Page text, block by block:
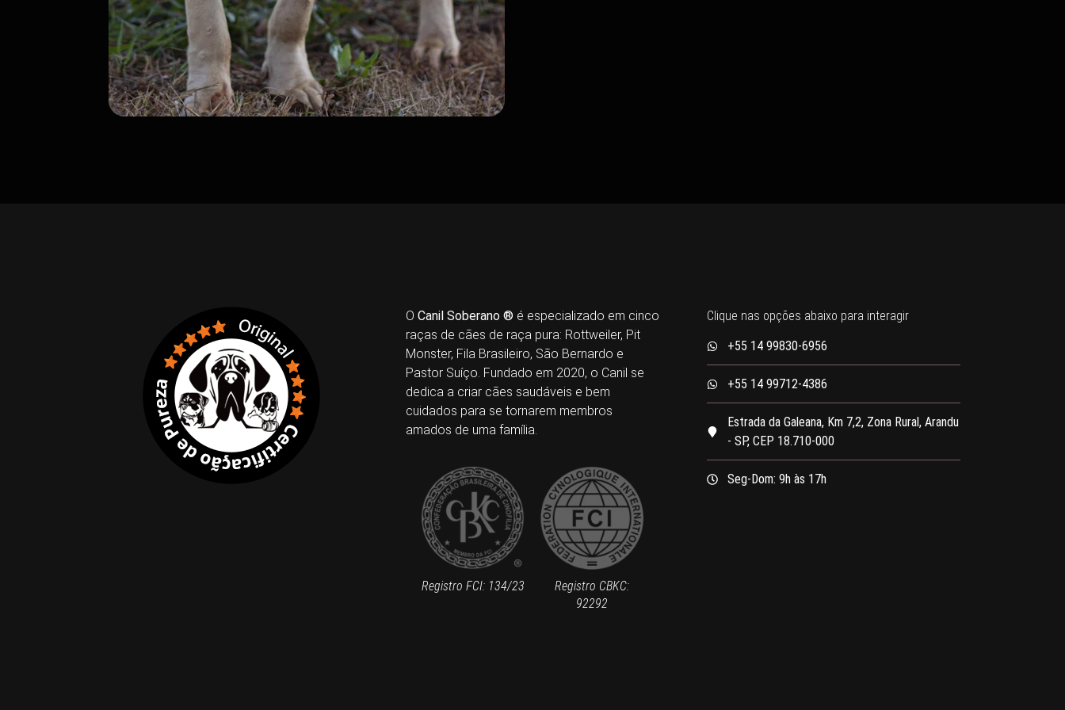
O Canil Soberano ® é especializado em cinco
raças de cães de raça pura: Rottweiler, Pit
Monster, Fila Brasileiro, São Bernardo e
Pastor Suíço. Fundado em 2020, o Canil se
dedica a criar cães saudáveis e bem
cuidados para se tornarem membros
amados de uma família.
Registro FCI: 134/23
Registro CBKC:
92292
Clique nas opções abaixo para interagir
+55 14 99830-6956
+55 14 99712-4386
Estrada da Galeana, Km 7,2, Zona Rural, Arandu
- SP, CEP 18.710-000
Seg-Dom: 9h às 17h